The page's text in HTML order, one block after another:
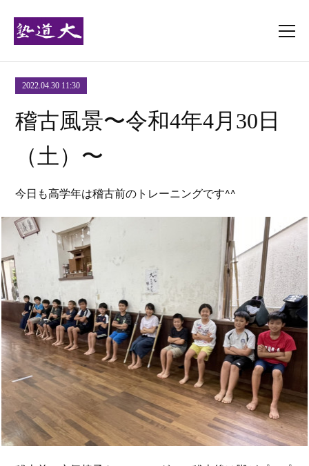
2022.04.30 11:30
稽古風景〜令和4年4月30日
（土）〜
今日も高学年は稽古前のトレーニングです^^